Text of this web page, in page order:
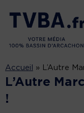
Accueil » L’Autre
L’Autre
!